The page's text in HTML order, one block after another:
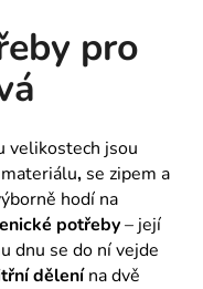
pro
velikostech jsou
materiálu, se zipem a
hodí na
potřeby– její
dnu se do ní vejde
dělenína dvě